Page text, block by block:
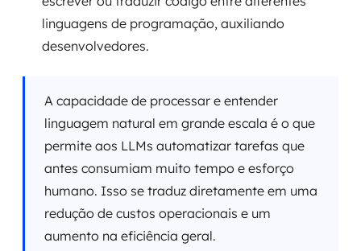
linguagens de programação, auxiliando
desenvolvedores.
A capacidade de processar e entender
linguagem natural em grande escala é o que
permite aos LLMs automatizar tarefas que
antes consumiam muito tempo e esforço
humano. Isso se traduz diretamente em uma
redução de custos operacionais e um
aumento na eficiência geral.